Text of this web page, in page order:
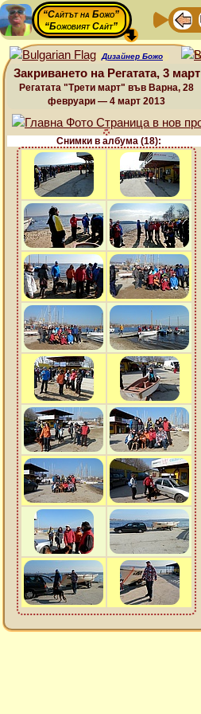
“Сайтът на Божо”
“Божовият Сайт”
Дизайнер Божо
Закриването на Регатата, 3 март
Регатата "Трети март" във Варна, 28
февруари — 4 март 2013
Снимки в албума (18):